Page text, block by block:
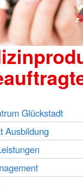
Glückstadt
Ausbildung